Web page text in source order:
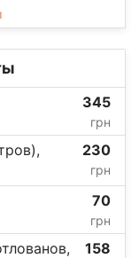
345
грн
230
грн
70
грн
158